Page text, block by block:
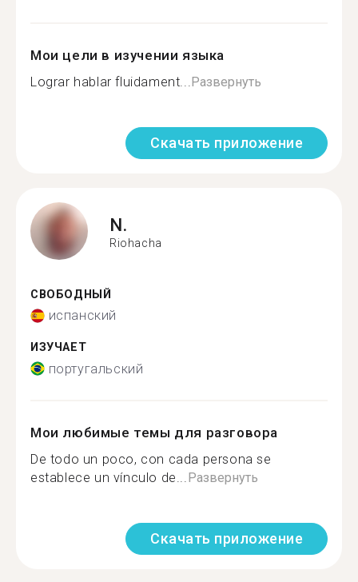
Мои цели в изучении языка
Lograr hablar fluidament... Развернуть
Скачать приложение
N.
Riohacha
СВОБОДНЫЙ
испанский
ИЗУЧАЕТ
португальский
Мои любимые темы для разговора
De todo un poco, con cada persona se
establece un vínculo de... Развернуть
Скачать приложение